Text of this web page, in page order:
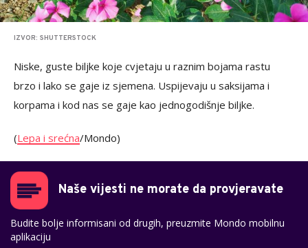
IZVOR: SHUTTERSTOCK
Niske, guste biljke koje cvjetaju u raznim bojama rastu
brzo i lako se gaje iz sjemena. Uspijevaju u saksijama i
korpama i kod nas se gaje kao jednogodišnje biljke.
(Lepa i srećna/Mondo)
Naše vijesti ne morate da provjeravate
Budite bolje informisani od drugih, preuzmite Mondo mobilnu
aplikaciju